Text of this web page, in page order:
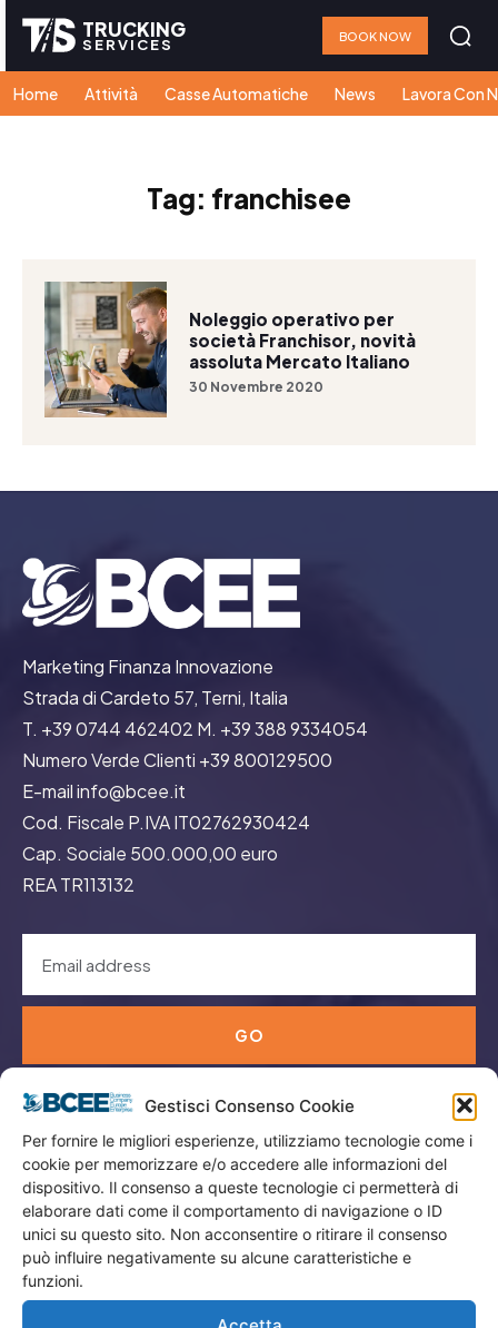
Gestisci Consenso Cookie
Per fornire le migliori esperienze, utilizziamo tecnologie come i
cookie per memorizzare e/o accedere alle informazioni del
dispositivo. Il consenso a queste tecnologie ci permetterà di
elaborare dati come il comportamento di navigazione o ID
unici su questo sito. Non acconsentire o ritirare il consenso
può influire negativamente su alcune caratteristiche e
funzioni.
TRUCKING
SERVICES BOOK NOW
Home Attività Casse Automatiche News Lavora Con
Tag: franchisee
Noleggio operativo per
società Franchisor, novità
assoluta Mercato Italiano
30 Novembre 2020
Marketing Finanza Innovazione
Strada di Cardeto 57, Terni, Italia
T. +39 0744 462402 M. +39 388 9334054
Numero Verde Clienti +39 800129500
E-mail info@bcee.it
Cod. Fiscale P.IVA IT02762930424
Cap. Sociale 500.000,00 euro
REA TR113132
GO
Menù
Privacy
Termini Utilizzo
Iscrizione Newsletter
Cookie Policy (UE)